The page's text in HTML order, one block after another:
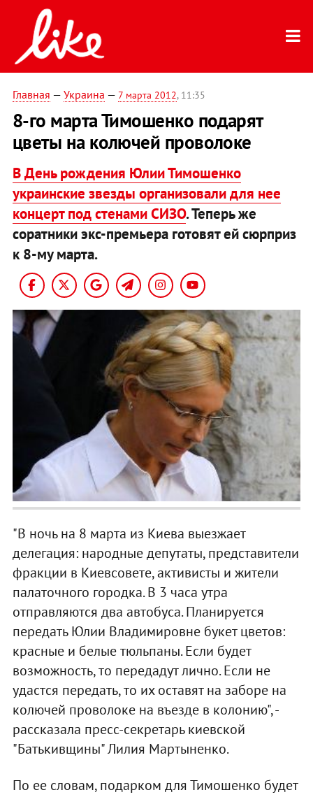
Главная — Украина — 7 марта 2012, 11:35
8-го марта Тимошенко подарят
цветы на колючей проволоке
В День рождения Юлии Тимошенко
украинские звезды организовали для нее
концерт под стенами СИЗО. Теперь же
соратники экс-премьера готовят ей сюрприз
к 8-му марта.
"В ночь на 8 марта из Киева выезжает
делегация: народные депутаты, представители
фракции в Киевсовете, активисты и жители
палаточного городка. В 3 часа утра
отправляются два автобуса. Планируется
передать Юлии Владимировне букет цветов:
красные и белые тюльпаны. Если будет
возможность, то передадут лично. Если не
удастся передать, то их оставят на заборе на
колючей проволоке на въезде в колонию", -
рассказала пресс-секретарь киевской
"Батькивщины" Лилия Мартыненко.
По ее словам, подарком для Тимошенко будет